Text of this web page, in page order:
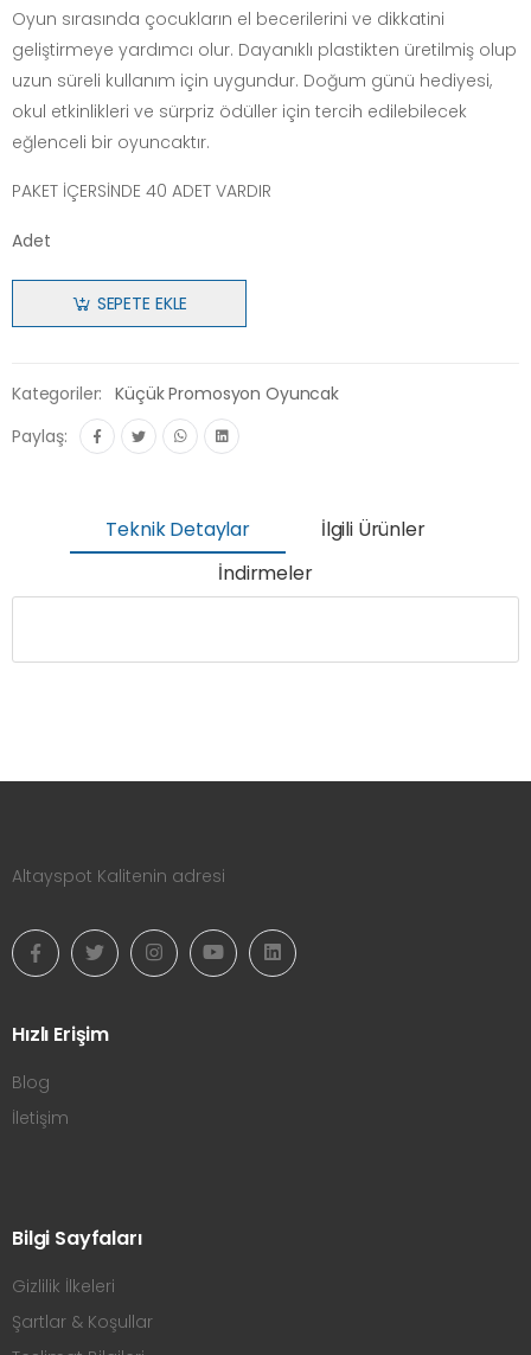
Oyun sırasında çocukların el becerilerini ve dikkatini
geliştirmeye yardımcı olur. Dayanıklı plastikten üretilmiş olup
uzun süreli kullanım için uygundur. Doğum günü hediyesi,
okul etkinlikleri ve sürpriz ödüller için tercih edilebilecek
eğlenceli bir oyuncaktır.
PAKET İÇERSİNDE 40 ADET VARDIR
Adet
SEPETE EKLE
Kategoriler:
Küçük Promosyon Oyuncak
Paylaş:
Teknik Detaylar
İlgili Ürünler
İndirmeler
Altayspot Kalitenin adresi
Hızlı Erişim
Blog
İletişim
Bilgi Sayfaları
Gizlilik İlkeleri
Şartlar & Koşullar